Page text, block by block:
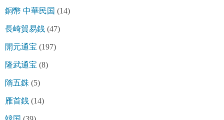
銅幣 中華民国 (14)
長崎貿易銭 (47)
開元通宝 (197)
隆武通宝 (8)
隋五銖 (5)
雁首銭 (14)